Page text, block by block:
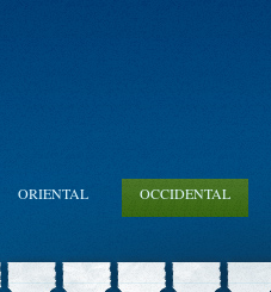
ORIENTAL OCCIDENTAL